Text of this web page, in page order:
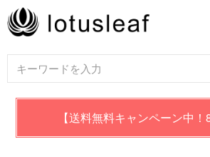
【送料無料キャンペーン中！